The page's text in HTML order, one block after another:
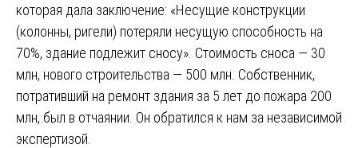
которая дала заключение: «Несущие конструкции
(колонны, ригели) потеряли несущую способность на
70%, здание подлежит сносу». Стоимость сноса — 30
млн, нового строительства — 500 млн. Собственник,
потративший на ремонт здания за 5 лет до пожара 200
млн, был в отчаянии. Он обратился к нам за независимой
экспертизой.